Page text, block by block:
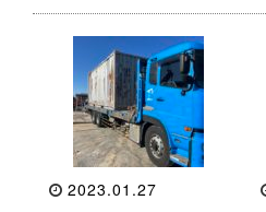
2023.01.27